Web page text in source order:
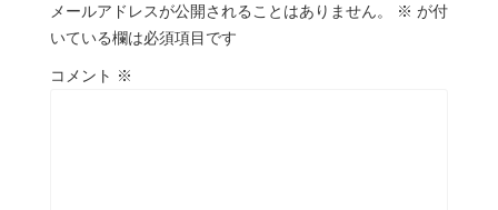
メールアドレスが公開されることはありません。 ※ が付
いている欄は必須項目です
コメント ※